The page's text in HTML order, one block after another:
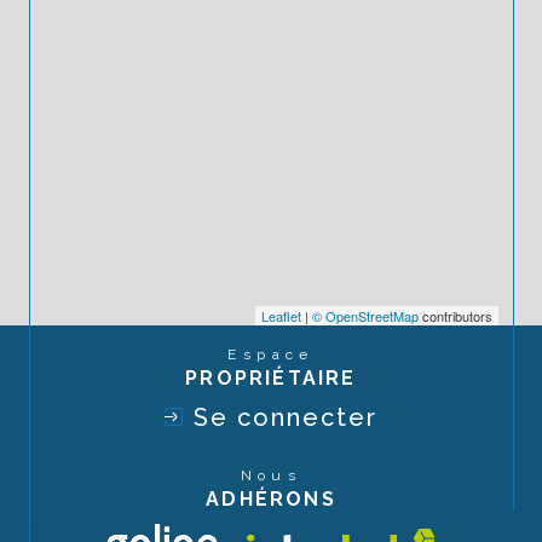
Leaflet | © OpenStreetMapcontributors
Espace
PROPRIÉTAIRE
Se connecter
Nous
ADHÉRONS